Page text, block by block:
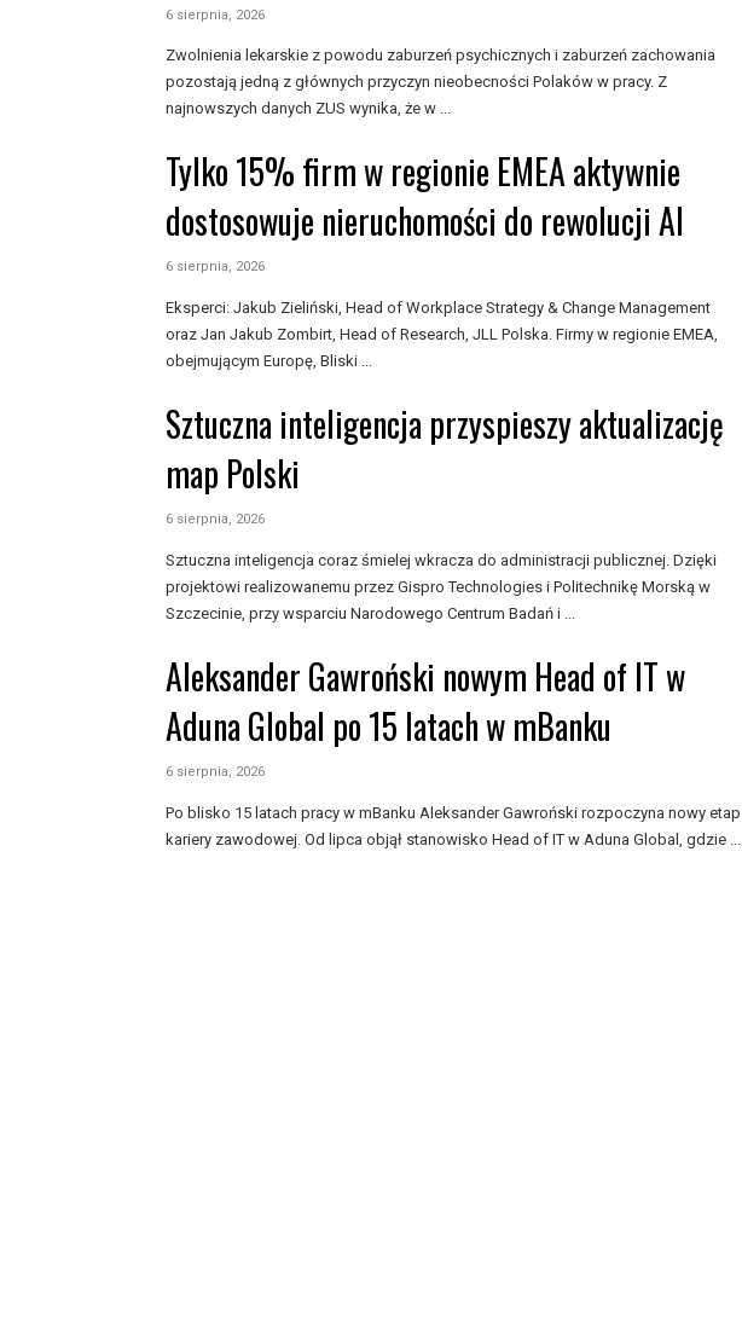
6 sierpnia, 2026
Zwolnienia lekarskie z powodu zaburzeń psychicznych i zaburzeń zachowania
pozostają jedną z głównych przyczyn nieobecności Polaków w pracy. Z
najnowszych danych ZUS wynika, że w ...
Tylko 15% firm w regionie EMEA aktywnie
dostosowuje nieruchomości do rewolucji AI
6 sierpnia, 2026
Eksperci: Jakub Zieliński, Head of Workplace Strategy & Change Management
oraz Jan Jakub Zombirt, Head of Research, JLL Polska. Firmy w regionie EMEA,
obejmującym Europę, Bliski ...
Sztuczna inteligencja przyspieszy aktualizację
map Polski
6 sierpnia, 2026
Sztuczna inteligencja coraz śmielej wkracza do administracji publicznej. Dzięki
projektowi realizowanemu przez Gispro Technologies i Politechnikę Morską w
Szczecinie, przy wsparciu Narodowego Centrum Badań i ...
Aleksander Gawroński nowym Head of IT w
Aduna Global po 15 latach w mBanku
6 sierpnia, 2026
Po blisko 15 latach pracy w mBanku Aleksander Gawroński rozpoczyna nowy etap
kariery zawodowej. Od lipca objął stanowisko Head of IT w Aduna Global, gdzie ...